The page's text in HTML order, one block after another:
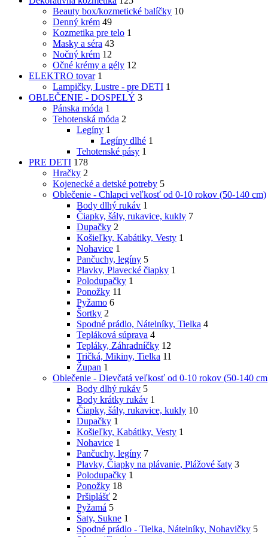
Beauty box/kozmetické balíčky 10
Denný krém 49
Kozmetika pre telo 1
Masky a séra 43
Nočný krém 12
Očné krémy a gély 12
ELEKTRO tovar 1
Lampičky, Lustre - pre DETI 1
OBLEČENIE - DOSPELÝ 3
Pánska móda 1
Tehotenská móda 2
Legíny 1
Legíny dlhé 1
Tehotenské pásy 1
PRE DETI 178
Hračky 2
Kojenecké a detské potreby 5
Oblečenie - Chlapci veľkosť od 0-10 rokov (50-140 cm)
Body dlhý rukáv 1
Čiapky, šály, rukavice, kukly 7
Dupačky 2
Košieľky, Kabátiky, Vesty 1
Nohavice 1
Pančuchy, legíny 5
Plavky, Plavecké čiapky 1
Polodupačky 1
Ponožky 11
Pyžamo 6
Šortky 2
Spodné prádlo, Nátelníky, Tielka 4
Tepláková súprava 4
Tepláky, Záhradníčky 12
Tričká, Mikiny, Tielka 11
Župan 1
Oblečenie - Dievčatá veľkosť od 0-10 rokov (50-140
Body dlhý rukáv 5
Body krátky rukáv 1
Čiapky, šály, rukavice, kukly 10
Dupačky 1
Košieľky, Kabátiky, Vesty 1
Nohavice 1
Pančuchy, legíny 7
Plavky, Čiapky na plávanie, Plážové šaty 3
Polodupačky 1
Ponožky 18
Pršiplášť 2
Pyžamá 5
Šaty, Sukne 1
Spodné prádlo - Tielka, Nátelníky, Nohavičky 5